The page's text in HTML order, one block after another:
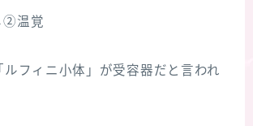
温覚
小体」が受容器だと言われ